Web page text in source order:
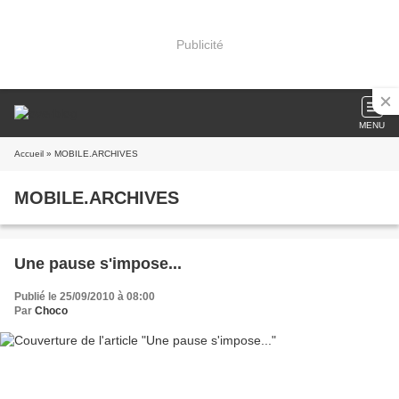
Publicité
MENU
Accueil » MOBILE.ARCHIVES
MOBILE.ARCHIVES
Une pause s'impose...
Publié le 25/09/2010 à 08:00
Par Choco